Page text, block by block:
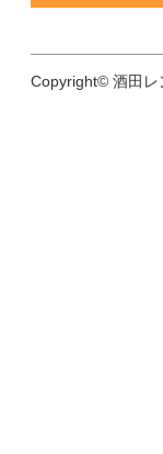
Copyright© 酒田レ